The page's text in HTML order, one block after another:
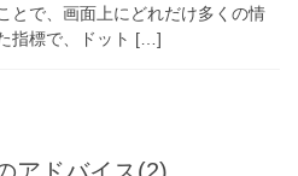
とで、画面上にどれだけ多くの情
指標で、ドット […]